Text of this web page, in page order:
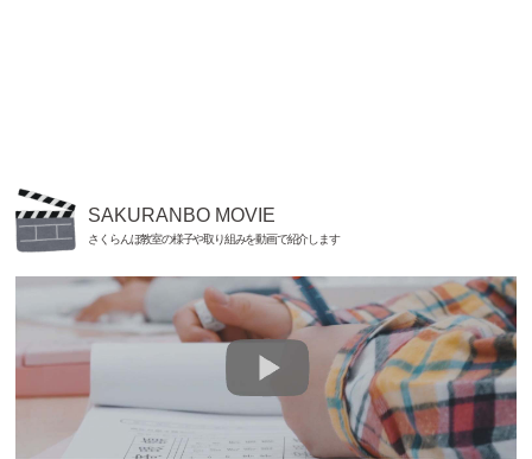
SAKURANBO MOVIE
さくらんぼ教室の様子や取り組みを動画で紹介します